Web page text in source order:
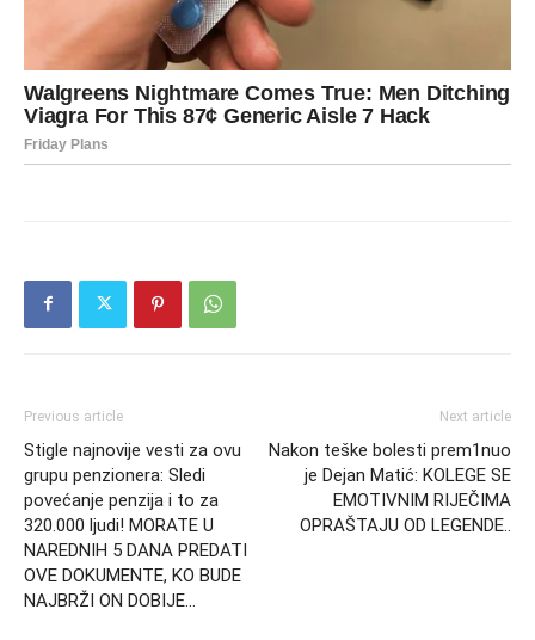
Previous article
Stigle najnovije vesti za ovu
grupu penzionera: Sledi
povećanje penzija i to za
320.000 ljudi! MORATE U
NAREDNIH 5 DANA PREDATI
OVE DOKUMENTE, KO BUDE
NAJBRŽI ON DOBIJE…
Next article
Nakon teške bolesti prem1nuo
je Dejan Matić: KOLEGE SE
EMOTIVNIM RIJEČIMA
OPRAŠTAJU OD LEGENDE..